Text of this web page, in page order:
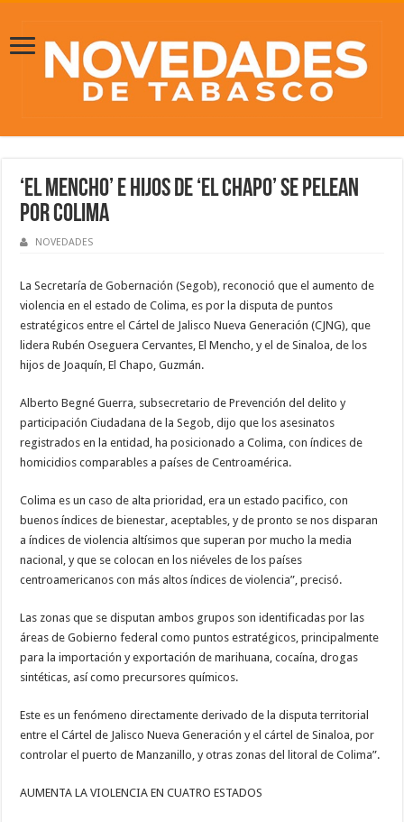
‘El Mencho’ e hijos de ‘El Chapo’ se pelean
por Colima
NOVEDADES
La Secretaría de Gobernación (Segob), reconoció que el aumento de
violencia en el estado de Colima, es por la disputa de puntos
estratégicos entre el Cártel de Jalisco Nueva Generación (CJNG), que
lidera Rubén Oseguera Cervantes, El Mencho, y el de Sinaloa, de los
hijos de Joaquín, El Chapo, Guzmán.
Alberto Begné Guerra, subsecretario de Prevención del delito y
participación Ciudadana de la Segob, dijo que los asesinatos
registrados en la entidad, ha posicionado a Colima, con índices de
homicidios comparables a países de Centroamérica.
Colima es un caso de alta prioridad, era un estado pacifico, con
buenos índices de bienestar, aceptables, y de pronto se nos disparan
a índices de violencia altísimos que superan por mucho la media
nacional, y que se colocan en los niéveles de los países
centroamericanos con más altos índices de violencia”, precisó.
Las zonas que se disputan ambos grupos son identificadas por las
áreas de Gobierno federal como puntos estratégicos, principalmente
para la importación y exportación de marihuana, cocaína, drogas
sintéticas, así como precursores químicos.
Este es un fenómeno directamente derivado de la disputa territorial
entre el Cártel de Jalisco Nueva Generación y el cártel de Sinaloa, por
controlar el puerto de Manzanillo, y otras zonas del litoral de Colima”.
AUMENTA LA VIOLENCIA EN CUATRO ESTADOS